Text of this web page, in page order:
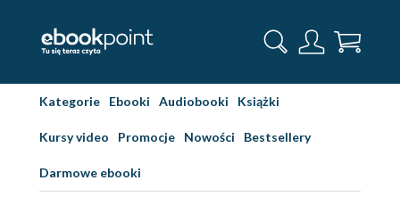
Kategorie Ebooki Audiobooki Książki
Kursy video Promocje Nowości Bestsellery
Darmowe ebooki